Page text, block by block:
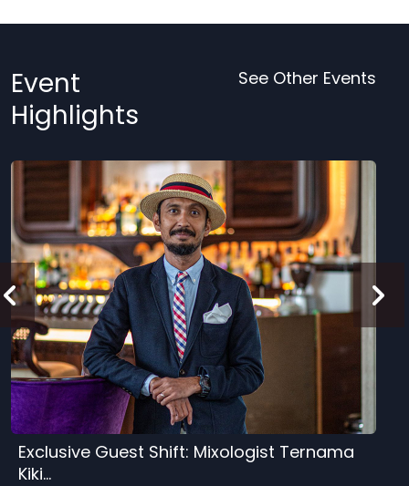
Event
Highlights
See Other Events
Exclusive Guest Shift: Mixologist Ternama
Kiki...